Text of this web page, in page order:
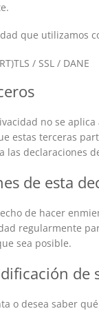
que utilizamos
/ SSL / DANE
no se
estas terceras
las declaraciones
de esta
de hacer
regularmente
sea posible.
de
o desea saber